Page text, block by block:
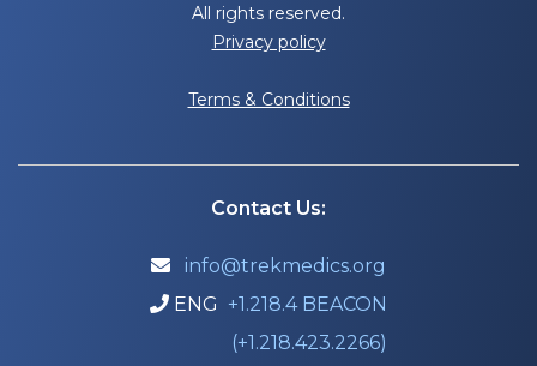
All rights reserved.
Privacy policy
Terms & Conditions
Contact Us:
 info@trekmedics.org
 ENG +1.218.4 BEACON
(+1.218.423.2266)